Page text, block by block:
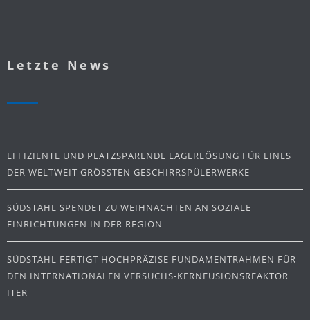
Letzte News
EFFIZIENTE UND PLATZSPARENDE LAGERLÖSUNG FÜR EINES
DER WELTWEIT GRÖSSTEN GESCHIRRSPÜLERWERKE
SÜDSTAHL SPENDET ZU WEIHNACHTEN AN SOZIALE
EINRICHTUNGEN IN DER REGION
SÜDSTAHL FERTIGT HOCHPRÄZISE FUNDAMENTRAHMEN FÜR
DEN INTERNATIONALEN VERSUCHS-KERNFUSIONSREAKTOR
ITER